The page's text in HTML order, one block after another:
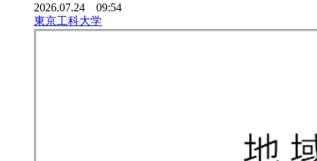
2026.07.24 09:54
東京工科大学